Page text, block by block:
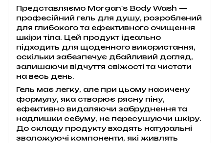
Представляємо Morgan's Body Wash —
професійний гель для душу, розроблений
для глибокого та ефективного очищення
шкіри тіла. Цей продукт ідеально
підходить для щоденного використання,
оскільки забезпечує дбайливий догляд,
залишаючи відчуття свіжості та чистоти
на весь день.
Гель має легку, але при цьому насичену
формулу, яка створює рясну піну,
ефективно видаляючи забруднення та
надлишки себуму, не пересушуючи шкіру.
До складу продукту входять натуральні
зволожуючі компоненти, які живлять